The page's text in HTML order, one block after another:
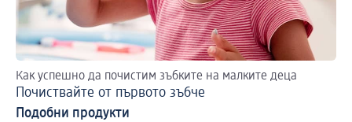
Как успешно да почистим зъбките на малките деца
Почиствайте от първото зъбче
Подобни продукти